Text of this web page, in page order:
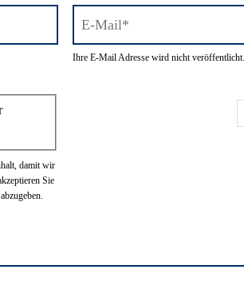
E-
Ihre E-Mail Adresse wird nicht veröffentlicht.
damit wir
Sie